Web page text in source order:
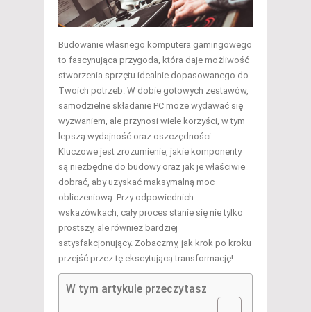
Budowanie własnego komputera gamingowego
to fascynująca przygoda, która daje możliwość
stworzenia sprzętu idealnie dopasowanego do
Twoich potrzeb. W dobie gotowych zestawów,
samodzielne składanie PC może wydawać się
wyzwaniem, ale przynosi wiele korzyści, w tym
lepszą wydajność oraz oszczędności.
Kluczowe jest zrozumienie, jakie komponenty
są niezbędne do budowy oraz jak je właściwie
dobrać, aby uzyskać maksymalną moc
obliczeniową. Przy odpowiednich
wskazówkach, cały proces stanie się nie tylko
prostszy, ale również bardziej
satysfakcjonujący. Zobaczmy, jak krok po kroku
przejść przez tę ekscytującą transformację!
W tym artykule przeczytasz